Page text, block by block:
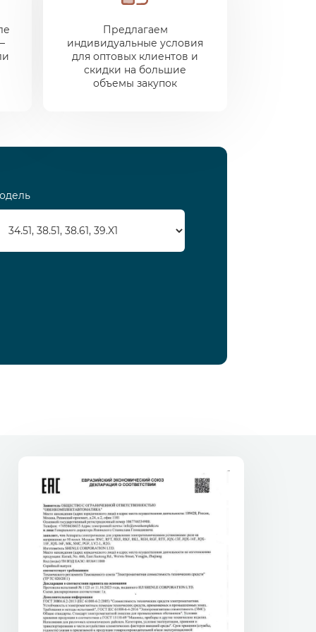
Предлагаем
индивидуальные условия
для оптовых клиентов и
скидки на большие
объемы закупок